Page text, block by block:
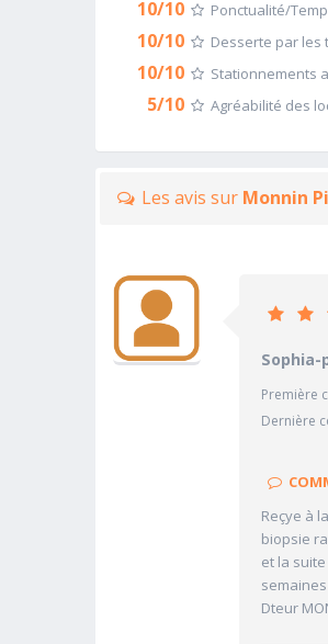
10/10 Ponctualité/
10/10 Desserte par les
10/10 Stationnements
5/10 Agréabilité des
Les avis sur Monnin
10/10
10/10
10/10
Sophia-
Première
Dernière
Reçye à
biopsie
et la
Dteur